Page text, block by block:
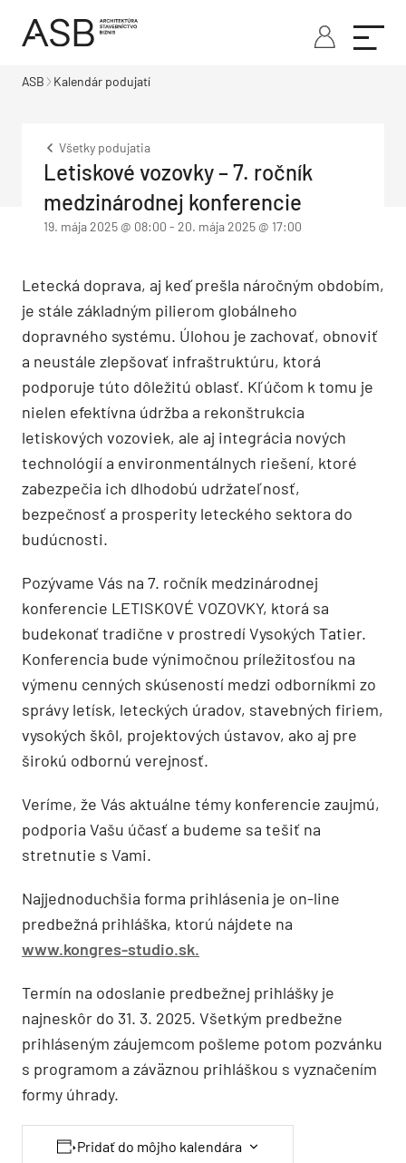
ASB Kalendár podujatí
Všetky podujatia
Letiskové vozovky – 7. ročník
medzinárodnej konferencie
19. mája 2025 @ 08:00 - 20. mája 2025 @ 17:00
Letecká doprava, aj keď prešla náročným obdobím,
je stále základným pilierom globálneho
dopravného systému. Úlohou je zachovať, obnoviť
a neustále zlepšovať infraštruktúru, ktorá
podporuje túto dôležitú oblasť. Kľúčom k tomu je
nielen efektívna údržba a rekonštrukcia
letiskových vozoviek, ale aj integrácia nových
technológií a environmentálnych riešení, ktoré
zabezpečia ich dlhodobú udržateľnosť,
bezpečnosť a prosperity leteckého sektora do
budúcnosti.
Pozývame Vás na 7. ročník medzinárodnej
konferencie LETISKOVÉ VOZOVKY, ktorá sa
budekonať tradične v prostredí Vysokých Tatier.
Konferencia bude výnimočnou príležitosťou na
výmenu cenných skúseností medzi odborníkmi zo
správy letísk, leteckých úradov, stavebných firiem,
vysokých škôl, projektových ústavov, ako aj pre
širokú odbornú verejnosť.
Veríme, že Vás aktuálne témy konferencie zaujmú,
podporia Vašu účasť a budeme sa tešiť na
stretnutie s Vami.
Najjednoduchšia forma prihlásenia je on-line
predbežná prihláška, ktorú nájdete na
www.kongres-studio.sk.
Termín na odoslanie predbežnej prihlášky je
najneskôr do 31. 3. 2025. Všetkým predbežne
prihláseným záujemcom pošleme potom pozvánku
s programom a záväznou prihláškou s vyznačením
formy úhrady.
Pridať do môjho kalendára